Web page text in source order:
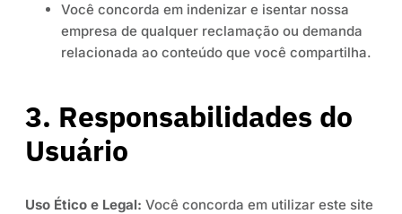
Você concorda em indenizar e isentar nossa
empresa de qualquer reclamação ou demanda
relacionada ao conteúdo que você compartilha.
3. Responsabilidades do
Usuário
Uso Ético e Legal: Você concorda em utilizar este site